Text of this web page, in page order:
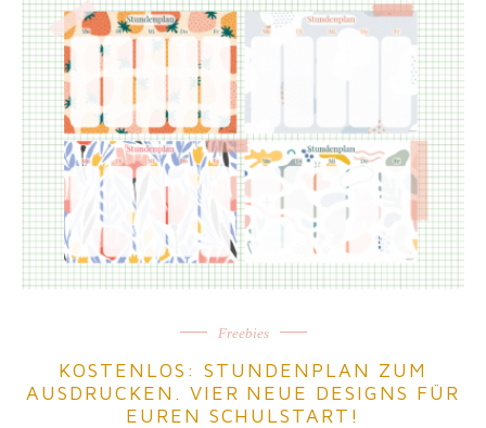
Freebies
KOSTENLOS: STUNDENPLAN ZUM
AUSDRUCKEN. VIER NEUE DESIGNS FÜR
EUREN SCHULSTART!